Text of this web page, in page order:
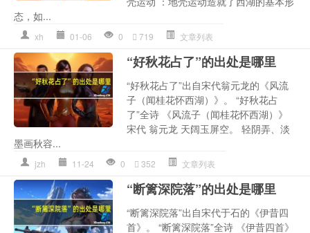
态，如...
xh 01-06 0 719 文章列表
“好秋花占了”的出处是哪里
“好秋花占了”出自宋代翁元龙的《风流
子（闻桂花怀西湖）》。 “好秋花占
了”全诗 《风流子（闻桂花怀西湖）》
宋代 翁元龙 天阔玉屏空。 轻阴弄、淡
墨画秋容...
jzh 11-24 0 352 文章列表
“断篱深院落”的出处是哪里
“断篱深院落”出自宋代于石的《伊昔四
首》。 “断篱深院落”全诗 《伊昔四首》